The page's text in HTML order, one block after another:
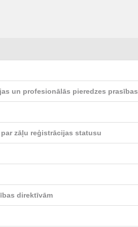
un profesionālās pieredzes prasības
zāļu reģistrācijas statusu
direktīvām